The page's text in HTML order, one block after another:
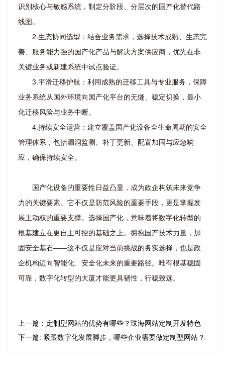
识别核心与敏感系统，制定分阶段、分层次的国产化替代路
线图。
2.生态协同选型：结合业务需求，选择技术成熟、生态完
善、服务能力强的国产化产品与解决方案供应商，优先在非
关键业务或新建系统中试点验证。
3.平滑迁移护航：利用成熟的迁移工具与专业服务，保障
业务系统从国外环境向国产化平台的无缝、稳定切换，最小
化迁移风险与业务中断。
4.持续安全运营：建立覆盖国产化设备全生命周期的安全
管理体系，包括漏洞监测、补丁更新、配置加固与应急响
应，确保持续安全。
国产化设备的重要性日益凸显，成为政企构筑未来竞争
力的关键要素。它不仅是防范风险的重要手段，更是掌握发
展主动权的重要支撑。选择国产化，意味着将数字化转型的
根基建立在更自主可控的基础之上。拥抱国产技术力量，加
固安全基石——这不仅是应对当前挑战的务实选择，也是政
企机构迈向智能化、安全化未来的重要路径。唯有根基稳固
可靠，数字化转型的大厦才能更具韧性，行稳致远。
上一篇：定制型网站的优势有哪些？珠海网站定制开发特色
下一篇: 紧跟数字化发展脚步，哪些企业需要做定制型网站？